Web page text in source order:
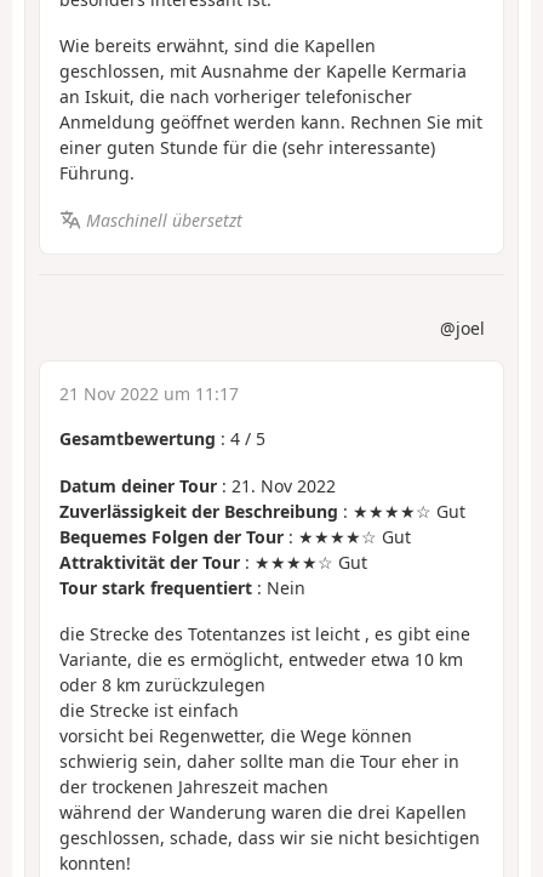
Wie bereits erwähnt, sind die Kapellen
geschlossen, mit Ausnahme der Kapelle Kermaria
an Iskuit, die nach vorheriger telefonischer
Anmeldung geöffnet werden kann. Rechnen Sie mit
einer guten Stunde für die (sehr interessante)
Führung.
Maschinell übersetzt
@joel
21 Nov 2022 um 11:17
Gesamtbewertung : 4 / 5
Datum deiner Tour : 21. Nov 2022
Zuverlässigkeit der Beschreibung : ★★★★☆ Gut
Bequemes Folgen der Tour : ★★★★☆ Gut
Attraktivität der Tour : ★★★★☆ Gut
Tour stark frequentiert : Nein
die Strecke des Totentanzes ist leicht , es gibt eine
Variante, die es ermöglicht, entweder etwa 10 km
oder 8 km zurückzulegen
die Strecke ist einfach
vorsicht bei Regenwetter, die Wege können
schwierig sein, daher sollte man die Tour eher in
der trockenen Jahreszeit machen
während der Wanderung waren die drei Kapellen
geschlossen, schade, dass wir sie nicht besichtigen
konnten!